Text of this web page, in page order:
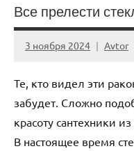
Все прелести
3 ноября 2024 Avtor
Те, кто видел эти
забудет. Сложно
красоту сантехники
В настоящее время